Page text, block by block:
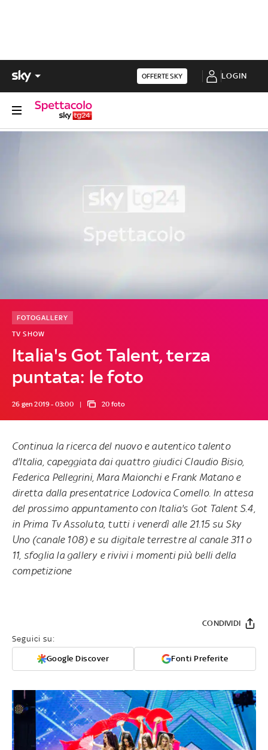
OFFERTE SKY LOGIN
Italia's Got Talent, terza
puntata: le foto
TV SHOW
FOTOGALLERY
26 gen 2019 - 03:00 20 foto
Continua la ricerca del nuovo e autentico talento
d'Italia, capeggiata dai quattro giudici Claudio Bisio,
Federica Pellegrini, Mara Maionchi e Frank Matano e
diretta dalla presentatrice Lodovica Comello. In attesa
del prossimo appuntamento con Italia's Got Talent S.4,
in Prima Tv Assoluta, tutti i venerdì alle 21.15 su Sky
Uno (canale 108) e su digitale terrestre al canale 311 o
11, sfoglia la gallerye rivivi i momenti più belli della
competizione
Seguici su:
Google Discover Fonti Preferite
CONDIVIDI